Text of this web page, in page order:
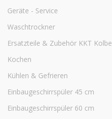
Geräte - Service
Waschtrockner
Ersatzteile & Zubehör KKT Kolbe
Kochen
Kühlen & Gefrieren
Einbaugeschirrspüler 45 cm
Einbaugeschirrspüler 60 cm